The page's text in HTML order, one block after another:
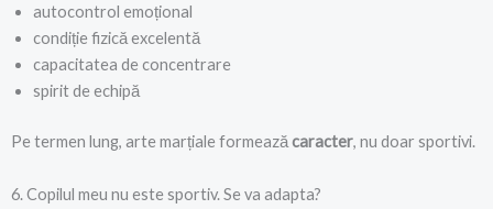
autocontrol emoțional
condiție fizică excelentă
capacitatea de concentrare
spirit de echipă
Pe termen lung, arte marțiale formeazăcaracter, nu doar sportivi.
6. Copilul meu nu este sportiv. Se va adapta?